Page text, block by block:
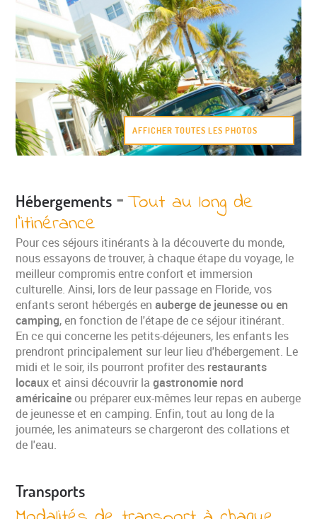
AFFICHER TOUTES LES PHOTOS
Hébergements -Tout au long de
l'itinérance
Pour ces séjours itinérants à la découverte du monde,
nous essayons de trouver, à chaque étape du voyage, le
meilleur compromis entre confort et immersion
culturelle. Ainsi, lors de leur passage en Floride, vos
enfants seront hébergés enauberge de jeunesse ou en
camping, en fonction de l'étape de ce séjour itinérant.
En ce qui concerne les petits-déjeuners, les enfants les
prendront principalement sur leur lieu d'hébergement. Le
midi et le soir, ils pourront profiter des restaurants
locauxet ainsi découvrir lagastronomie nord
américaineou préparer eux-mêmes leur repas en auberge
de jeunesse et en camping. Enfin, tout au long de la
journée, les animateurs se chargeront des collations et
de l'eau.
Transports